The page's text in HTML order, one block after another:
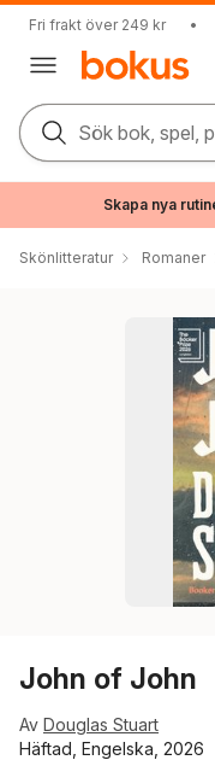
Fri frakt över 249 kr •
Sök bok, spel,
Skapa nya
Skönlitteratur Romaner
John of John
Av Douglas Stuart
Häftad, Engelska, 2026